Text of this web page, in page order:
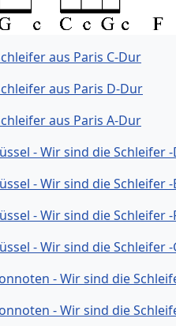
aus Paris C-Dur
aus Paris D-Dur
aus Paris A-Dur
- Wir sind die Schleifer
- Wir sind die Schleifer
- Wir sind die Schleifer -
- Wir sind die Schleifer
- Wir sind die
- Wir sind die